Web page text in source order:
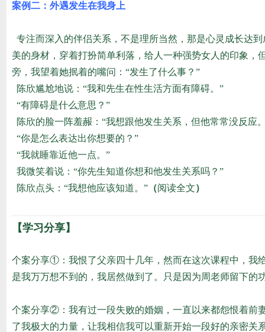
案例二：外遇发生在我身上
专注而深入的伴侣关系，不是理所当然，那是心灵成长达
美的身材，穿着打扮简单利落，给人一种强势女人的印象
旁，我望着她抿着的嘴问：“发生了什么事？”
陈欣尴尬地说：“我和先生在性生活方面有障碍。”
“有障碍是什么意思？”
陈欣的脸一阵羞赧：“我想跟他发生关系，但他常常没反应
“你是怎么表达出你想要的？”
“我就睡靠近他一点。”
我微笑着说：“你先生知道你想和他发生关系吗？”
陈欣点头：“我想他应该知道。” （阅读全文）
【学习分享】
个案分享①：我恨了父亲四十几年，然而在这次课程中，我
是我万万想不到的，我居然做到了。只是因为周老师留下
个案分享②：我有过一段失败的婚姻，一直以来都怨恨着前
了我极大的力量，让我相信我可以重新开始一段好的亲密关